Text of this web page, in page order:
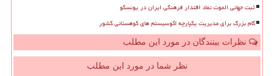
ثبت جهانی الموت نماد اقتدار فرهنگی ایران در یونسکو
گام بزرگ برای مدیریت یکپارچه اکوسیستم های کوهستانی کشور
نظرات بینندگان در مورد این مطلب
نظر شما در مورد این مطلب